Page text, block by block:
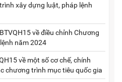
xây dựng luật, pháp lệnh
về điều chỉnh Chương
năm 2024
về một số cơ chế, chính
chương trình mục tiêu quốc gia